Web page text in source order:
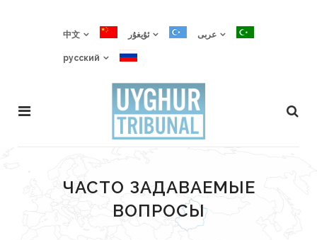
中文 ئۇيغۇر عربى
русский
ЧАСТО ЗАДАВАЕМЫЕ
ВОПРОСЫ